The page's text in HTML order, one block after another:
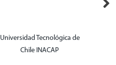
Universidad Tecnológica de
Chile INACAP